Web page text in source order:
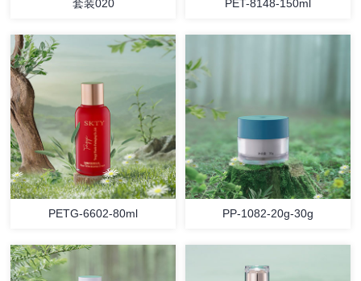
套装020 PET-8148-150ml
PETG-6602-80ml PP-1082-20g-30g